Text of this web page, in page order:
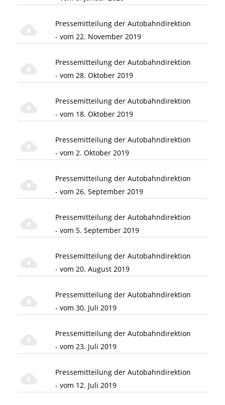
Pressemitteilung der Autobahndirektion
- vom 22. November 2019
Pressemitteilung der Autobahndirektion
- vom 28. Oktober 2019
Pressemitteilung der Autobahndirektion
- vom 18. Oktober 2019
Pressemitteilung der Autobahndirektion
- vom 2. Oktober 2019
Pressemitteilung der Autobahndirektion
- vom 26. September 2019
Pressemitteilung der Autobahndirektion
- vom 5. September 2019
Pressemitteilung der Autobahndirektion
- vom 20. August 2019
Pressemitteilung der Autobahndirektion
- vom 30. Juli 2019
Pressemitteilung der Autobahndirektion
- vom 23. Juli 2019
Pressemitteilung der Autobahndirektion
- vom 12. Juli 2019